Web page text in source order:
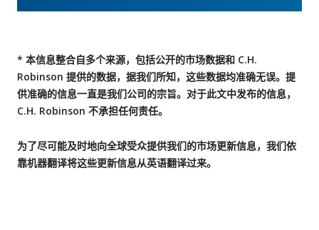
* 本信息整合自多个来源，包括公开的市场数据和 C.H.
Robinson 提供的数据，据我们所知，这些数据均准确无误。提
供准确的信息一直是我们公司的宗旨。对于此文中发布的信息，
C.H. Robinson 不承担任何责任。
为了尽可能及时地向全球受众提供我们的市场更新信息，我们依
靠机器翻译将这些更新信息从英语翻译过来。